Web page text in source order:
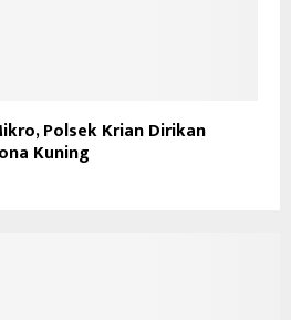
Polsek Krian Dirikan
Kuning